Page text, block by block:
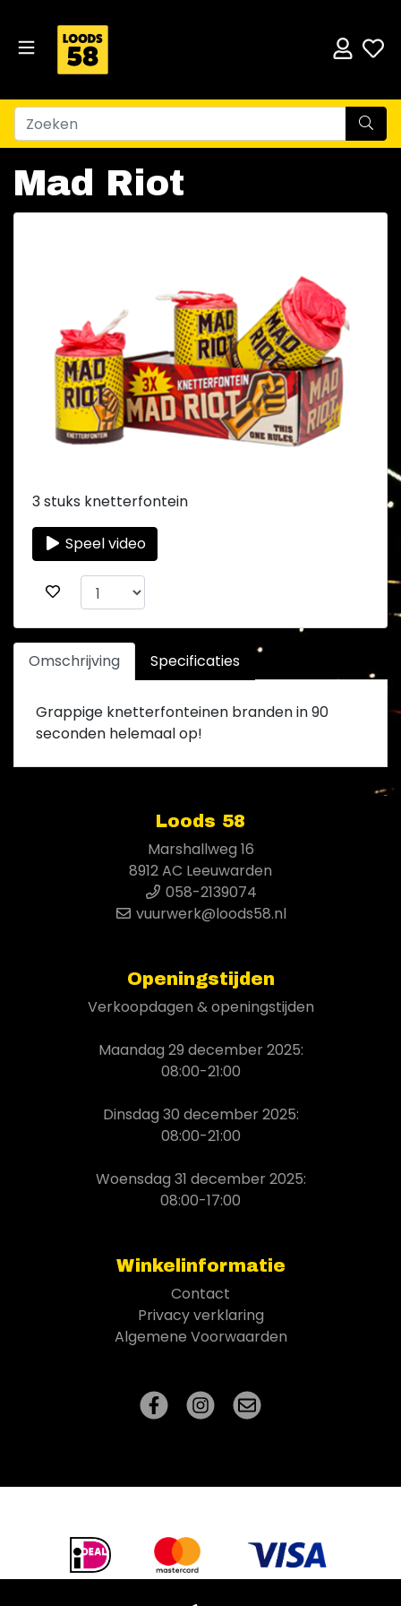
Mad Riot
3 stuks knetterfontein
Speel video
Omschrijving Specificaties
Grappige knetterfonteinen branden in 90
seconden helemaal op!
Loods 58
Marshallweg 16
8912 AC Leeuwarden
058-2139074
vuurwerk@loods58.nl
Openingstijden
Verkoopdagen & openingstijden
Maandag 29 december 2025:
08:00-21:00
Dinsdag 30 december 2025:
08:00-21:00
Woensdag 31 december 2025:
08:00-17:00
Winkelinformatie
Contact
Privacy verklaring
Algemene Voorwaarden